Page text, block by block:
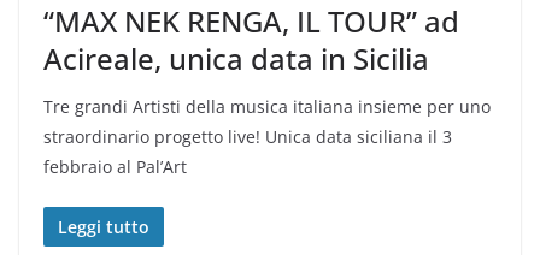
“MAX NEK RENGA, IL TOUR” ad
Acireale, unica data in Sicilia
Tre grandi Artisti della musica italiana insieme per uno
straordinario progetto live! Unica data siciliana il 3
febbraio al Pal’Art
Leggi tutto